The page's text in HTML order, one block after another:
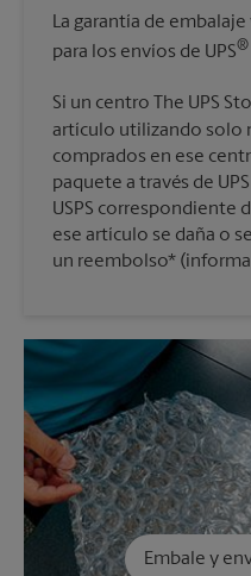
La garantía de
para los envíos de UPS®
Si un centro The UPS
artículo utilizando solo
comprados en ese
paquete a través de
USPS correspondiente
ese artículo se daña o
un reembolso*
Embale y